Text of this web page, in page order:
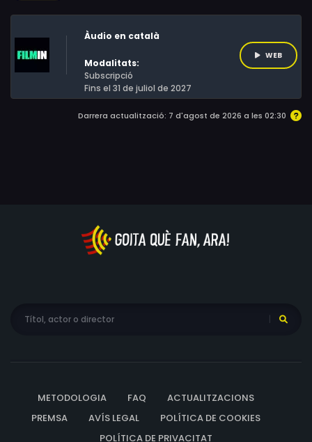
l'estranger, torna a la seva València natal per assistir al
casament del seu germà. La tornada desperta en ell la
necessitat de recuperar tot el que va deixar enrere:
especialment a Alícia, l'eterna xicota del seu millor amic.
Àudio en català
Modalitats:
Subscripció
Fins el 31 de juliol de 2027
WEB
Darrera actualització: 7 d'agost de 2026 a les 02:30
METODOLOGIA FAQ
ACTUALITZACIONS
PREMSA
AVÍS LEGAL
POLÍTICA DE COOKIES
POLÍTICA DE PRIVACITAT